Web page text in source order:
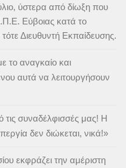
ύστερα από δίωξη που
Εύβοιας κατά το
Διευθυντή Εκπαίδευσης.
αναγκαίο και
αυτά να λειτουργήσουν
συναδέλφισσές μας! Η
δεν διώκεται, νικά!»
εκφράζει την αμέριστη